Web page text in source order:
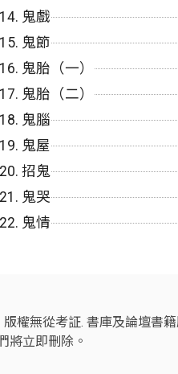
14. 鬼戲
15. 鬼節
16. 鬼胎（一）
17. 鬼胎（二）
18. 鬼腦
19. 鬼屋
20. 招鬼
21. 鬼哭
22. 鬼情
權無從考証. 書庫及論壇書
將立即刪除。